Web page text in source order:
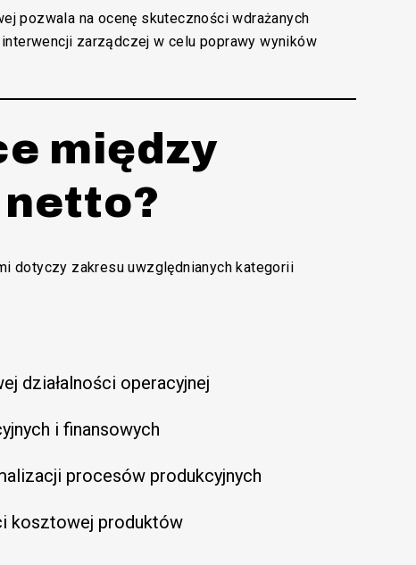
pozwala na ocenę skuteczności wdrażanych
zarządczej w celu poprawy wyników
między
dotyczy zakresu uwzględnianych kategorii
działalności operacyjnej
i finansowych
procesów produkcyjnych
kosztowej produktów